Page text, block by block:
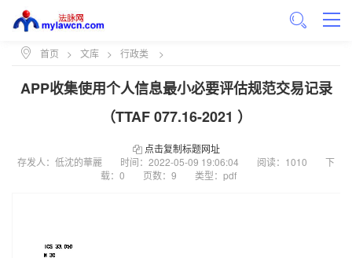
首页 > 文库 > 行政类 >
APP收集使用个人信息最小必要评估规范交易记录
（TTAF 077.16-2021 ）
点击复制标题网址
存发人：低沈的華麗
时间： 2022-05-09 19:06:04 阅读：1010
下
载：0
页数：9 类型：pdf